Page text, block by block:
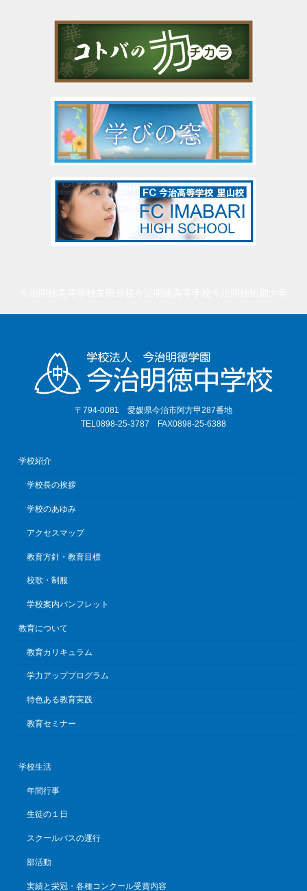
〒794-0081 愛媛県今治市阿方甲287番地
TEL0898-25-3787 FAX0898-25-6388
学校紹介
学校長の挨拶
学校のあゆみ
アクセスマップ
教育方針・教育目標
校歌・制服
学校案内パンフレット
教育について
教育カリキュラム
学力アッププログラム
特色ある教育実践
教育セミナー
学校生活
年間行事
生徒の１日
スクールバスの運行
部活動
実績と栄冠・各種コンクール受賞内容